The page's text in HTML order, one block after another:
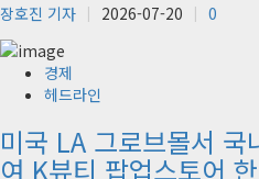
장호진 기자 2026-07-20 0
경제
헤드라인
미국 LA 그로브몰서
여 K뷰티 팝업스토어